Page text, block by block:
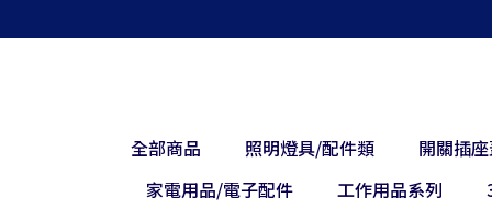
全部商品 照明燈具/配件類
開關插
家電用品/電子配件
工作用品系列